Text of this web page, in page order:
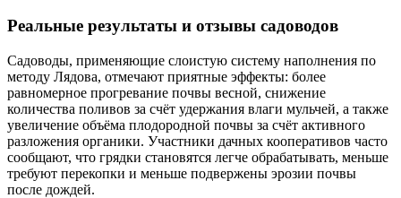
Реальные результаты и отзывы садоводов
Садоводы, применяющие слоистую систему наполнения по
методу Лядова, отмечают приятные эффекты: более
равномерное прогревание почвы весной, снижение
количества поливов за счёт удержания влаги мульчей, а также
увеличение объёма плодородной почвы за счёт активного
разложения органики. Участники дачных кооперативов часто
сообщают, что грядки становятся легче обрабатывать, меньше
требуют перекопки и меньше подвержены эрозии почвы
после дождей.